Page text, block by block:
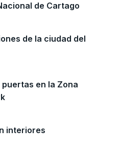
de Cartago
de la ciudad del
en la Zona
interiores